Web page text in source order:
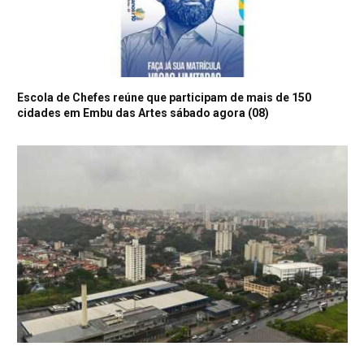
Escola de Chefes reúne que participam de mais de 150
cidades em Embu das Artes sábado agora (08)